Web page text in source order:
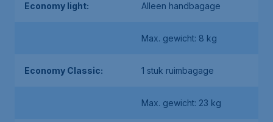
Economy light: Alleen handbagage
Max. gewicht: 8 kg
Economy Classic: 1 stuk ruimbagage
Max. gewicht: 23 kg